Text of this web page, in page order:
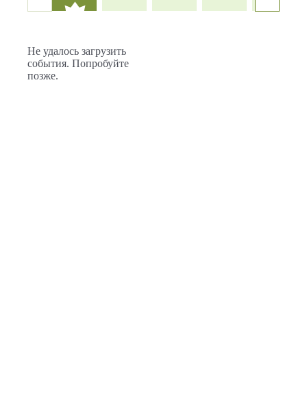
Не удалось загрузить
события. Попробуйте
позже.